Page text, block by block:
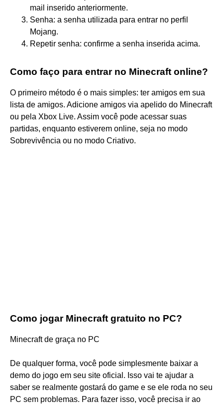
mail inserido anteriormente.
Senha: a senha utilizada para entrar no perfil
Mojang.
Repetir senha: confirme a senha inserida acima.
Como faço para entrar no Minecraft online?
O primeiro método é o mais simples: ter amigos em sua
lista de amigos. Adicione amigos via apelido do Minecraft
ou pela Xbox Live. Assim você pode acessar suas
partidas, enquanto estiverem online, seja no modo
Sobrevivência ou no modo Criativo.
Como jogar Minecraft gratuito no PC?
Minecraft de graça no PC
De qualquer forma, você pode simplesmente baixar a
demo do jogo em seu site oficial. Isso vai te ajudar a
saber se realmente gostará do game e se ele roda no seu
PC sem problemas. Para fazer isso, você precisa ir ao